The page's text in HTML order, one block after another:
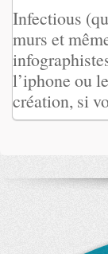
Infectious
murs et
l’iphone ou
création, si